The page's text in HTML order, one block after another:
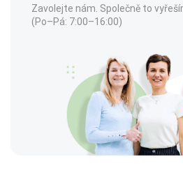
Zavolejte nám. Společně to
(Po–Pá: 7:00–16:00)